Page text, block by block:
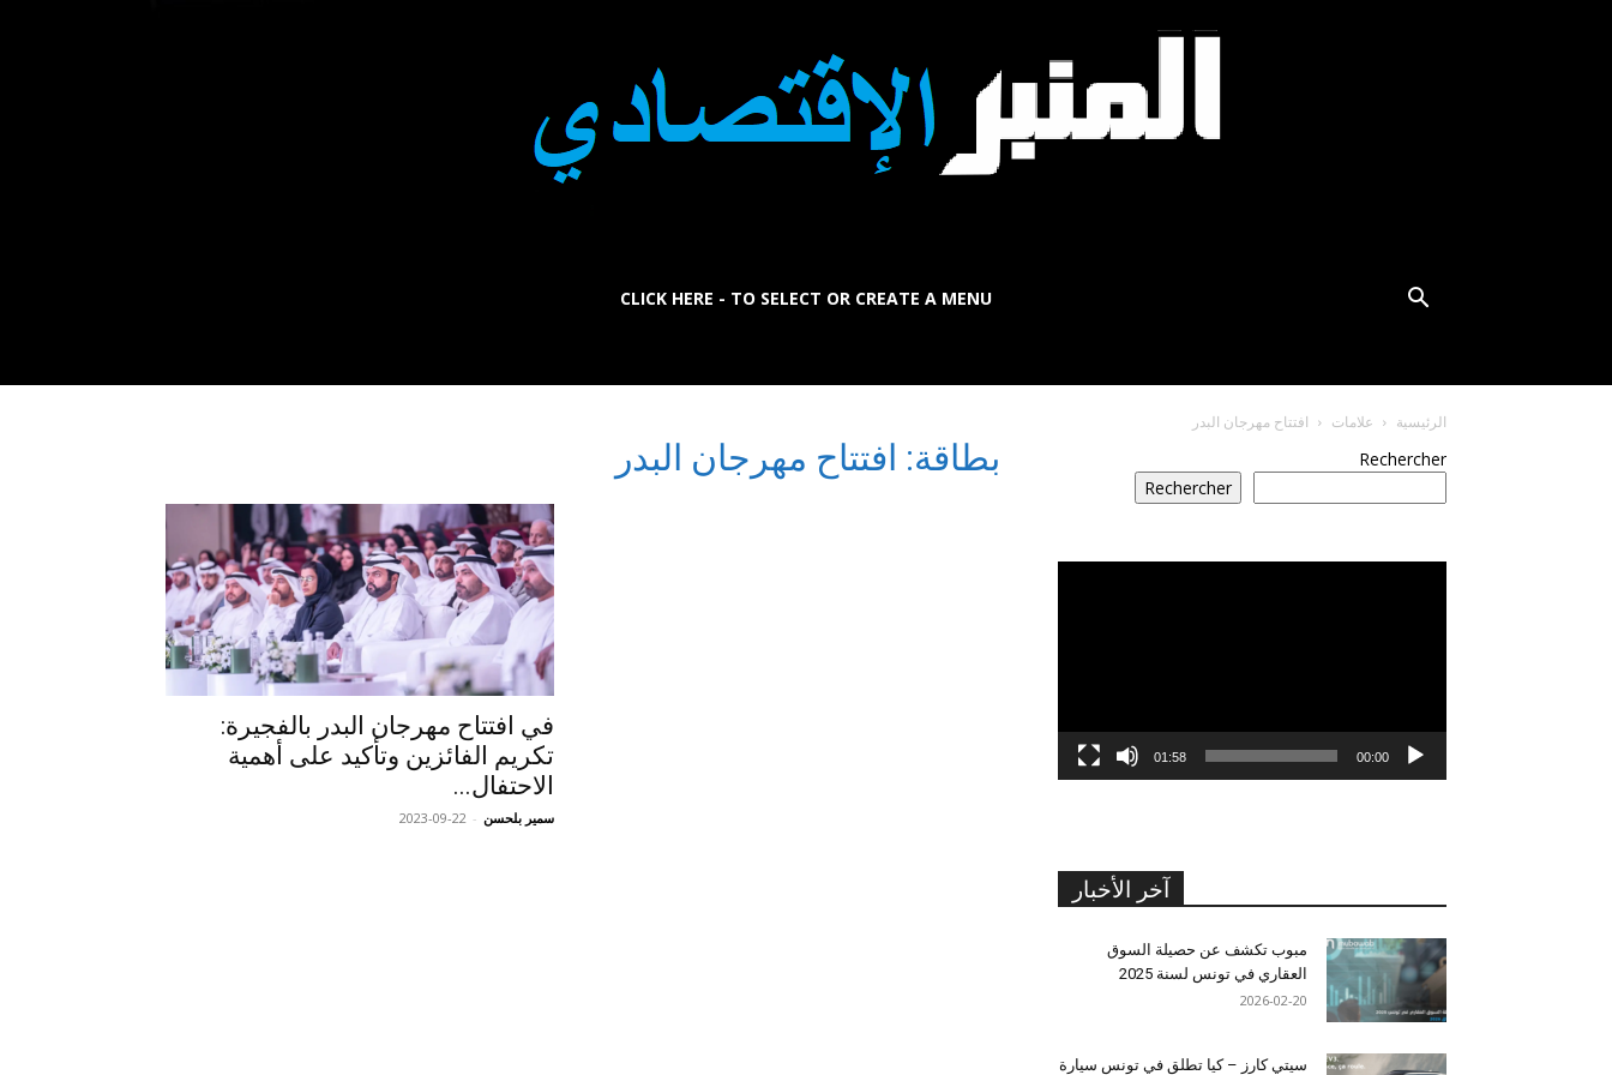
CLICK HERE - TO SELECT OR CREATE A MENU
الرئيسية علامات افتتاح مهرجان البدر
بطاقة: افتتاح مهرجان البدر
في افتتاح مهرجان البدر بالفجيرة:
تكريم الفائزين وتأكيد على أهمية
الاحتفال...
سمير بلحسن -
2023-09-22
Rechercher
Rechercher
00:00
01:58
آخر الأخبار
مبوب تكشف عن حصيلة السوق
العقاري في تونس لسنة 2025
2026-02-20
سيتي كارز – كيا تطلق في تونس سيارة